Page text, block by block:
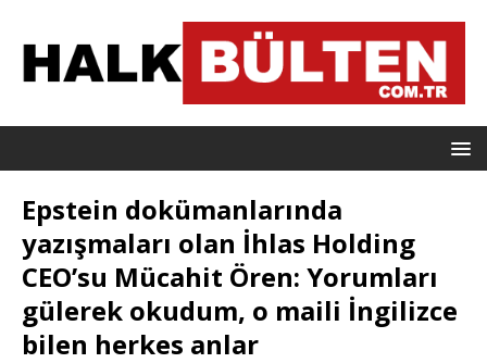
Epstein dokümanlarında
yazışmaları olan İhlas Holding
CEO’su Mücahit Ören: Yorumları
gülerek okudum, o maili İngilizce
bilen herkes anlar